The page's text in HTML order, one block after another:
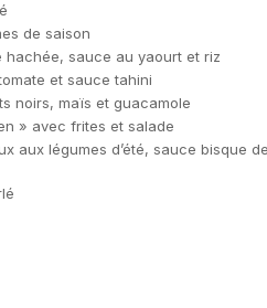
de saison
sauce au yaourt et riz
et sauce tahini
noirs, maïs et guacamole
» avec frites et salade
aux légumes d’été, sauce bisque